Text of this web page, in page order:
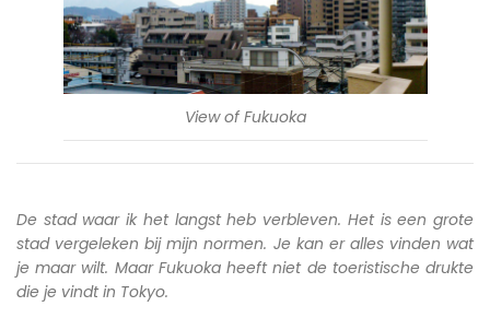
View of Fukuoka
De stad waar ik het langst heb verbleven. Het is een grote
stad vergeleken bij mijn normen. Je kan er alles vinden wat
je maar wilt. Maar Fukuoka heeft niet de toeristische drukte
die je vindt in Tokyo.